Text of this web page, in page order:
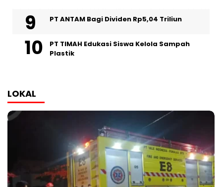
PT ANTAM Bagi Dividen Rp5,04 Triliun
PT TIMAH Edukasi Siswa Kelola Sampah
Plastik
LOKAL